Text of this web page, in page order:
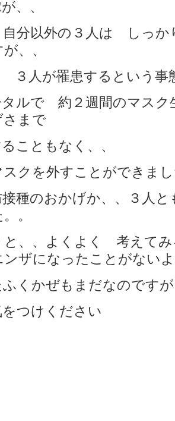
、、
自分以外の３人は しっか
、、
３人が罹患するという事
ルで 約２週間のマスク
さまで
こともなく、、
スクを外すことができま
種のおかげか、、３人と
。
と、、よくよく 考え
ンザになったことがない
ふくかぜもまだなのです
つけください